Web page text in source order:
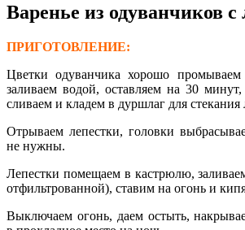
Варенье из одуванчиков
ПРИГОТОВЛЕНИЕ:
Цветки одуванчика хорошо
заливаем водой, оставляем на 30 минут,
сливаем и кладем в дуршлаг для
Отрываем лепестки, головки
не нужны.
Лепестки помещаем в кастрюлю,
отфильтрованной), ставим на огонь и
Выключаем огонь, даем остыть,